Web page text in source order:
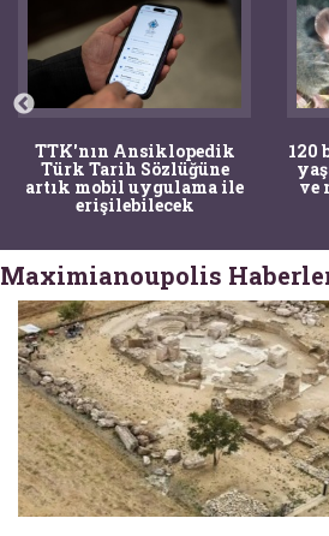
TTK'nın Ansiklopedik
Türk Tarih Sözlüğüne
artık mobil uygulama ile
erişilebilecek
120
ve
Maximianoupolis